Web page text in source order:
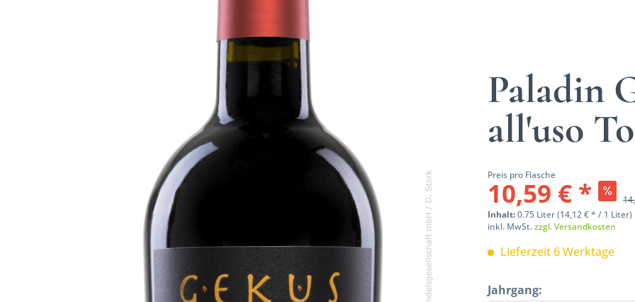
Paladin
all'uso
Preis pro Flasche
10,59 € *
Inhalt:0.75 Liter (14,12 € * / 1 Liter)
inkl. MwSt.zzgl. Versandkosten
Lieferzeit 6 Werktage
Jahrgang: